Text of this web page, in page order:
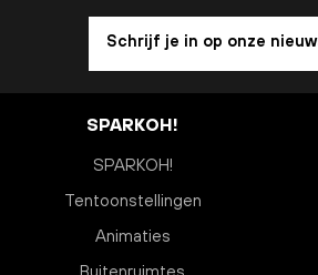
Schrijf je in op onze
SPARKOH!
SPARKOH!
Tentoonstellingen
Animaties